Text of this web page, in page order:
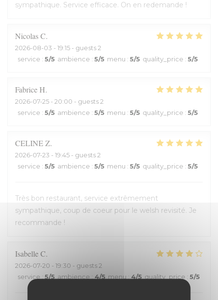
sympathique. Service efficace. On en redemande !
NicolasC
2026-08-03 - 19:15 - guests 2
service : 5/5 ambience : 5/5 menu : 5/5 quality_price : 5/5
FabriceH
2026-07-25 - 20:00 - guests 2
service : 5/5 ambience : 5/5 menu : 5/5 quality_price : 5/5
CELINEZ
2026-07-23 - 19:45 - guests 2
service : 5/5 ambience : 5/5 menu : 5/5 quality_price : 5/5
Très bon restaurant, service extrêmement
sympathique, coup de coeur pour le welsh revisité. Je
recommande !
IsabelleC
2026-07-20 - 19:30 - guests 2
service : 5/5 ambience : 4/5 menu : 4/5 quality_price : 5/5